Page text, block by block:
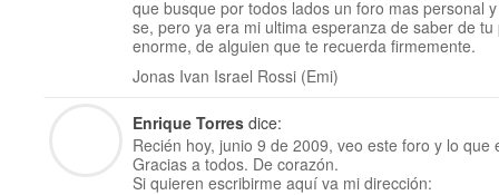
que busque por todos lados un foro mas personal
se, pero ya era mi ultima esperanza de saber de
enorme, de alguien que te recuerda firmemente.
Jonas Ivan Israel Rossi (Emi)
Enrique Torres dice:
Recién hoy, junio 9 de 2009, veo este foro y lo
Gracias a todos. De corazón.
Si quieren escribirme aquí va mi dirección: